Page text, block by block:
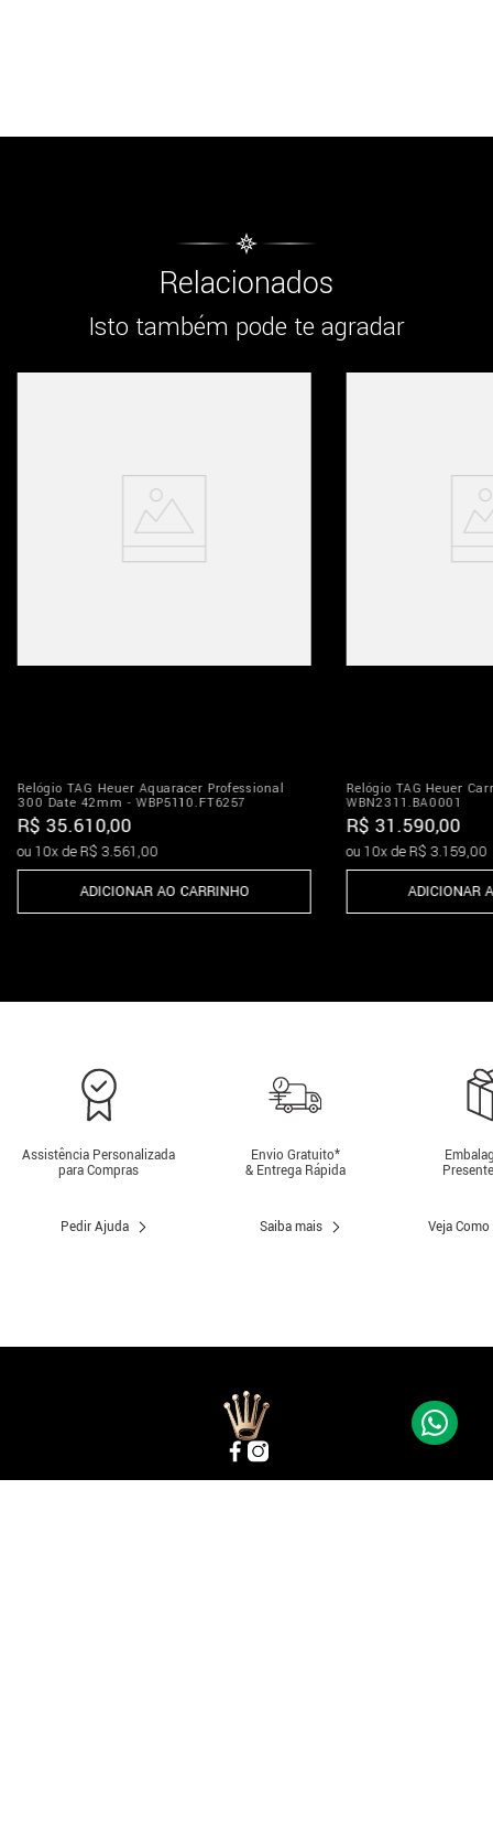
Relacionados
Isto também pode te agradar
Relógio TAG Heuer Aquaracer Professional
300 Date 42mm - WBP5110.FT6257
R$ 35.610,00
ou 10x deR$ 3.561,00
ADICIONAR AO CARRINHO
Relógio TAG Heuer
WBN2311.BA0001
R$ 31.590,00
ou 10x deR$ 3.159,00
ADICIONAR
Assistência Personalizada
para Compras
Pedir Ajuda
Envio Gratuito*
& Entrega Rápida
Saiba mais Veja